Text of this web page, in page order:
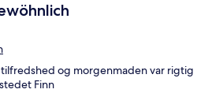
og morgenmaden var rigtig
Finn